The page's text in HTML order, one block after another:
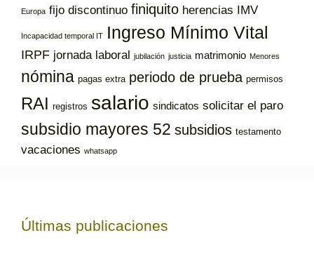
Europa fijo discontinuo finiquito herencias IMV
Incapacidad temporal IT Ingreso Mínimo Vital
IRPF jornada laboral jubilación justicia matrimonio Menores
nómina pagas extra periodo de prueba permisos
RAI registros salario sindicatos solicitar el paro
subsidio mayores 52 subsidios testamento
vacaciones whatsapp
Últimas publicaciones